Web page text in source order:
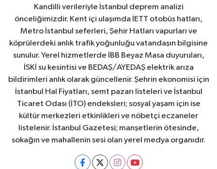
Kandilli verileriyle İstanbul deprem analizi
önceliğimizdir. Kent içi ulaşımda İETT otobüs hatları,
Metro İstanbul seferleri, Şehir Hatları vapurları ve
köprülerdeki anlık trafik yoğunluğu vatandaşın bilgisine
sunulur. Yerel hizmetlerde İBB Beyaz Masa duyuruları,
İSKİ su kesintisi ve BEDAŞ/AYEDAŞ elektrik arıza
bildirimleri anlık olarak güncellenir. Şehrin ekonomisi için
İstanbul Hal Fiyatları, semt pazarı listeleri ve İstanbul
Ticaret Odası (İTO) endeksleri; sosyal yaşam için ise
kültür merkezleri etkinlikleri ve nöbetçi eczaneler
listelenir. İstanbul Gazetesi; manşetlerin ötesinde,
sokağın ve mahallenin sesi olan yerel medya organıdır.